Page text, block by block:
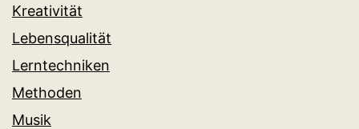
Kreativität
Lebensqualität
Lerntechniken
Methoden
Musik